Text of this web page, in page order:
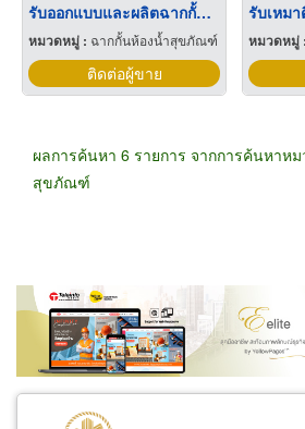
รับออกแบบและผลิตฉากกั้นอาบน้ำ
หมวดหมู่ : ฉากกั้นห้องน้ำสุขภัณฑ์
ติดต่อผู้ขาย
หมวดหมู่ :
ผลการค้นหา 6 รายการ จากการค้นหาห
สุขภัณฑ์
ขายส่ง ขายปลีก ผู้ผลิต
ผู้ส่งออก/นำเข้า
ธุรกิจบริการ